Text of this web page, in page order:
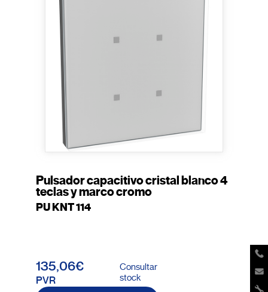
Pulsador capacitivo cristal blanco 4
teclas y marco cromo
PU KNT 114
135,06€
PVR
Consultar
stock